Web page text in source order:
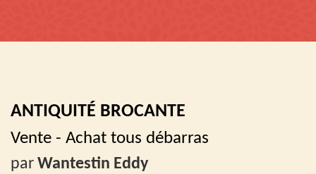
ANTIQUITÉ BROCANTE
Vente - Achat tous débarras
par Wantestin Eddy